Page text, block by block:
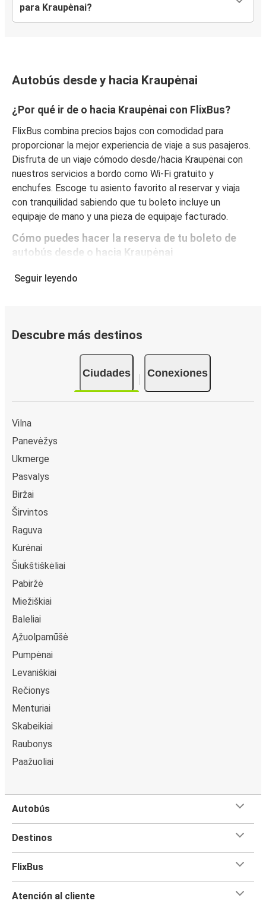
para Kraupėnai?
Autobús desde y hacia Kraupėnai
¿Por qué ir de o hacia Kraupėnai con FlixBus?
FlixBus combina precios bajos con comodidad para
proporcionar la mejor experiencia de viaje a sus pasajeros.
Disfruta de un viaje cómodo desde/hacia Kraupėnai con
nuestros servicios a bordo como Wi-Fi gratuito y
enchufes. Escoge tu asiento favorito al reservar y viaja
con tranquilidad sabiendo que tu boleto incluye un
equipaje de mano y una pieza de equipaje facturado.
Cómo puedes hacer la reserva de tu boleto de
autobús desde o hacia Kraupėnai
Reservar un boleto con FlixBus es muy sencillo: en este
entre diferentes formas de pago seguras online, como
es posible pagar en efectivo a bordo o en un punto de
Seguir leyendo
Descubre más destinos
Ciudades Conexiones
Vilna
Panevėžys
Ukmerge
Pasvalys
Biržai
Širvintos
Raguva
Kurėnai
Šiukštiškėliai
Pabiržė
Miežiškiai
Baleliai
Ąžuolpamūšė
Pumpėnai
Levaniškiai
Rečionys
Menturiai
Skabeikiai
Raubonys
Paažuoliai
Autobús
Destinos
FlixBus
Atención al cliente